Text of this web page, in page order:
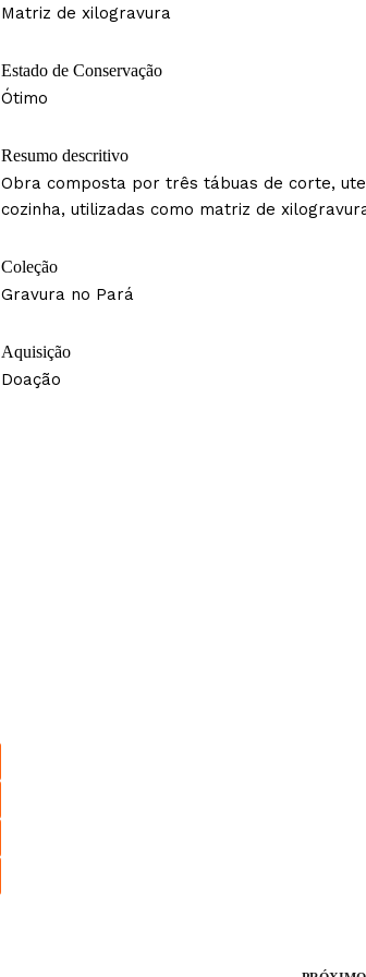
Matriz de xilogravura
Estado de Conservação
Ótimo
Resumo descritivo
Obra composta por três tábuas de corte,
cozinha, utilizadas como matriz de
Coleção
Gravura no Pará
Aquisição
Doação